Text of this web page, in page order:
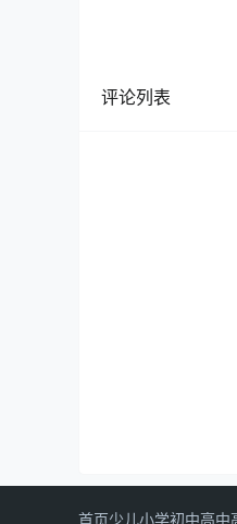
评论列表
首页少儿小学初中高中